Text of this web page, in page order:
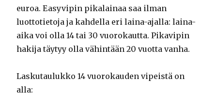
euroa. Easyvipin pikalainaa saa ilman
luottotietoja ja kahdella eri laina-ajalla: laina-
aika voi olla 14 tai 30 vuorokautta. Pikavipin
hakija täytyy olla vähintään 20 vuotta vanha.
Laskutaulukko 14 vuorokauden vipeistä on
alla: